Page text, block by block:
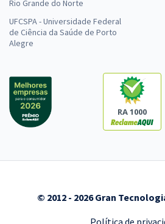
Rio Grande do Norte
UFCSPA - Universidade Federal
de Ciência da Saúde de Porto
Alegre
RA 1000
© 2012 - 2026 Gran
Política de